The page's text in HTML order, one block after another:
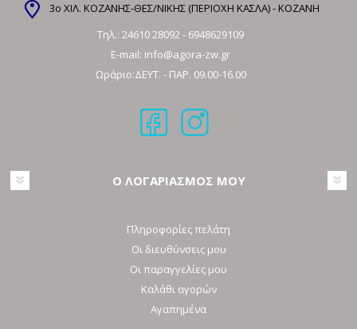
3ο ΧΙΛ. ΚΟΖΑΝΗΣ-ΘΕΣ/ΝΙΚΗΣ (ΠΕΡΙΟΧΗ ΚΑΣΛΑ) - ΚΟΖΑΝΗ
Τηλ.: 24610 28092- 6948629109
E-mail: info@agora-zw.gr
Ωράριο:ΔΕΥΤ. - ΠΑΡ. 09.00-16.00
Ο ΛΟΓΑΡΙΑΣΜΟΣ ΜΟΥ
Πληροφορίες πελάτη
Οι διευθύνσεις μου
Οι παραγγελίες μου
Καλάθι αγορών
Αγαπημένα